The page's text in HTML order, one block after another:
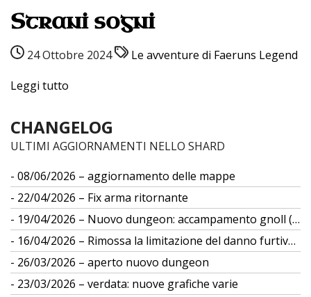
Strani sogni
24 Ottobre 2024
Le avventure di Faeruns Legend
Leggi tutto
CHANGELOG
ULTIMI AGGIORNAMENTI NELLO SHARD
08/06/2026 – aggiornamento delle mappe
22/04/2026 – Fix arma ritornante
19/04/2026 – Nuovo dungeon: accampamento gnoll (gs 12)
16/04/2026 – Rimossa la limitazione del danno furtivo da differenza di taglia
26/03/2026 – aperto nuovo dungeon
23/03/2026 – verdata: nuove grafiche varie